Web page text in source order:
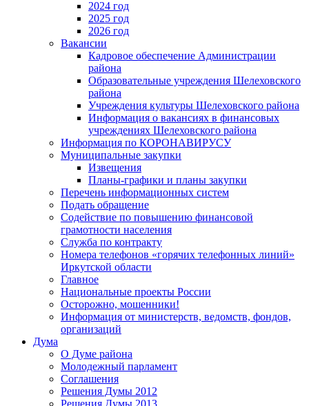
2024 год
2025 год
2026 год
Вакансии
Кадровое обеспечение Администрации
района
Образовательные учреждения Шелеховского
района
Учреждения культуры Шелеховского района
Информация о вакансиях в финансовых
учреждениях Шелеховского района
Информация по КОРОНАВИРУСУ
Муниципальные закупки
Извещения
Планы-графики и планы закупки
Перечень информационных систем
Подать обращение
Содействие по повышению финансовой
грамотности населения
Служба по контракту
Номера телефонов «горячих телефонных линий»
Иркутской области
Главное
Национальные проекты России
Осторожно, мошенники!
Информация от министерств, ведомств, фондов,
организаций
Дума
О Думе района
Молодежный парламент
Соглашения
Решения Думы 2012
Решения Думы 2013